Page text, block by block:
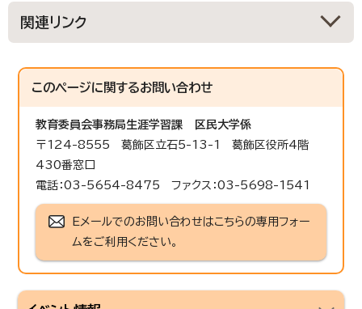
関連リンク
このページに関するお問い合わせ
教育委員会事務局生涯学習課
区民大学係
〒124-8555 葛飾区立石5-13-1 葛飾区役所4階
430番窓口
電話：03-5654-8475 ファクス：03-5698-1541
Eメールでのお問い合わせはこちらの専用フォー
ムをご利用ください。